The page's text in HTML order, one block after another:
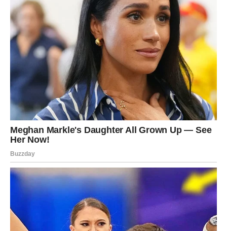
Strelac danas ima jedan od lepših ljubavnih dana, jer
dolazi trenutak koji vraća veru u ljubav.
Za zauzete – radost i zajednički planovi.
Za slobodne – sudbinski susret ili lepa vest.
JARAC – STABILNOST I
SIGURNOST
Jarac danas oseća sigurnost u ljubavi, jer odnos u kojem
si dobija na stabilnosti i jasnoći.
Za zauzete – osećaj poverenja.
Za slobodne – neko ozbiljan ulazi u tvoj život.